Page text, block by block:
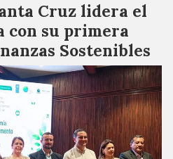
Cruz lidera el
con su primera
Sostenibles